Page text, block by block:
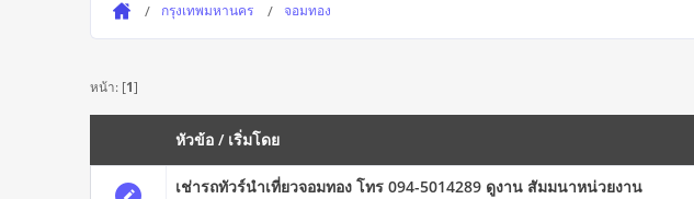
กรุงเทพมหานคร จอมทอง
หน้า: [1]
หัวข้อ / เริ่มโดย
เช่ารถทัวร์นำเที่ยวจอมทอง โทร 094-5014289 ดูงาน สัมมนาหน่วยงาน